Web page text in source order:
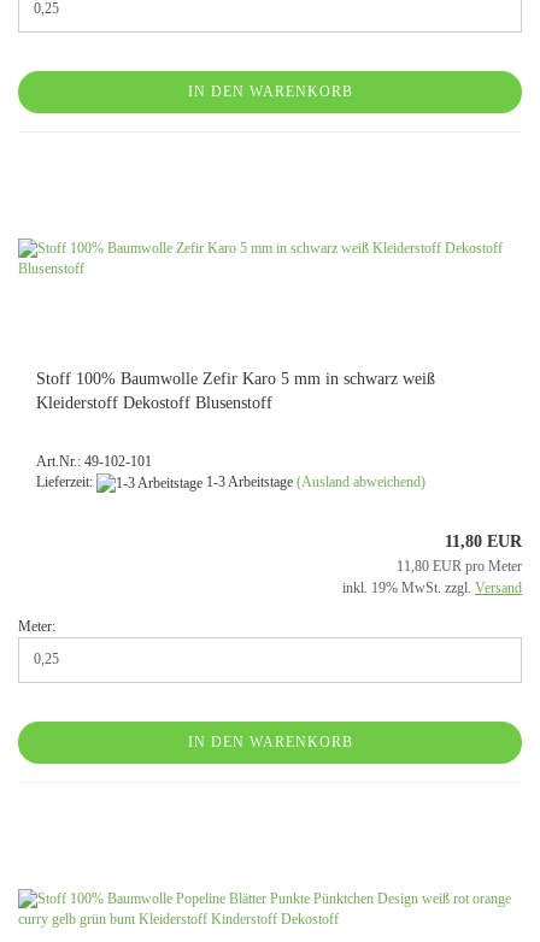
IN DEN WARENKORB
Stoff 100% Baumwolle Zefir Karo 5 mm in schwarz weiß
Kleiderstoff Dekostoff Blusenstoff
Art.Nr.: 49-102-101
Lieferzeit:
1-3 Arbeitstage (Ausland abweichend)
11,80 EUR
11,80 EUR pro Meter
inkl. 19% MwSt. zzgl. Versand
Meter:
IN DEN WARENKORB